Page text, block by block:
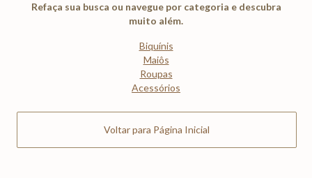
Refaça sua busca ou navegue por categoria e descubra
muito além.
Biquínis
Maiôs
Roupas
Acessórios
Voltar para Página Inicial